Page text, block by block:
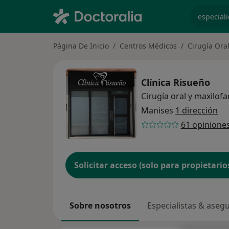
Página De Inicio Centros Médicos Cirugía
Clínica Risueño
Cirugía oral y
Manises 1 dirección
61
Solicitar acceso (solo para
Sobre nosotros Especialistas &